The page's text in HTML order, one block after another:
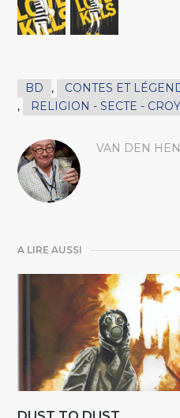
BD , CONTES ET
,
RELIGION - SECTE -
VAN DEN
A LIRE AUSSI